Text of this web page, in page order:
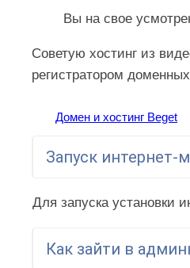
Вы на свое
Советую хостинг из
регистратором
Домен и хостинг Beget
Запуск интернет-
Для запуска установки
Как зайти в